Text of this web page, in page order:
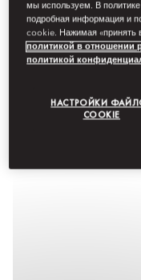
мы используем. В
подробная информация и
cookie. Нажимая «принять
политикой в отношении
политикой
НАСТРОЙКИ
COOKIE